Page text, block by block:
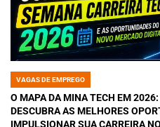
POSTED
IN
VAGAS DE EMPREGO
O MAPA DA MINA TECH EM
DESCUBRA AS MELHORES
IMPULSIONAR SUA CARREIRA